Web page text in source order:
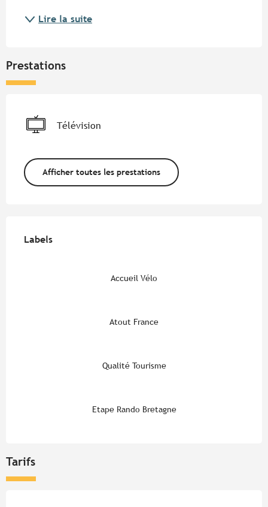
Lire la suite
Prestations
Télévision
Afficher toutes les prestations
Labels
Labels
Accueil Vélo
Atout France
Qualité Tourisme
Etape Rando Bretagne
Tarifs